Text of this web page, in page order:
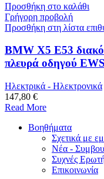
Προσθήκη στο καλάθι
Γρήγορη προβολή
Προσθήκη στη λίστα
BMW X5 E53
πλευρά οδηγού
Ηλεκτρικά - Ηλεκτρονικά
147,80 €
Read More
Βοηθήματα
Σχετικά με
Νέα -
Συχνές
Επικοινωνία